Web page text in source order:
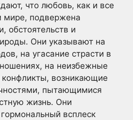
что любовь, как и все
мире, подвержена
обстоятельств и
Они указывают на
на угасание страсти в
на неизбежные
конфликты, возникающие
пытающимися
жизнь. Они
всплеск